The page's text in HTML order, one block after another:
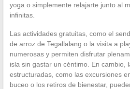
yoga o simplemente relajarte junto al
infinitas.
Las actividades gratuitas, como el
de arroz de Tegallalang o la visita a
numerosas y permiten disfrutar
isla sin gastar un céntimo. En cambio,
estructuradas, como las excursiones
buceo o los retiros de bienestar,